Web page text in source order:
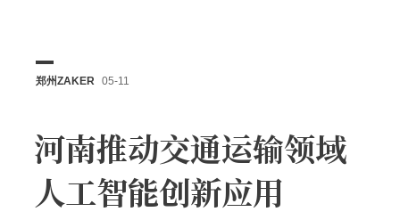
郑州ZAKER 05-11
河南推动交通运输领域
人工智能创新应用